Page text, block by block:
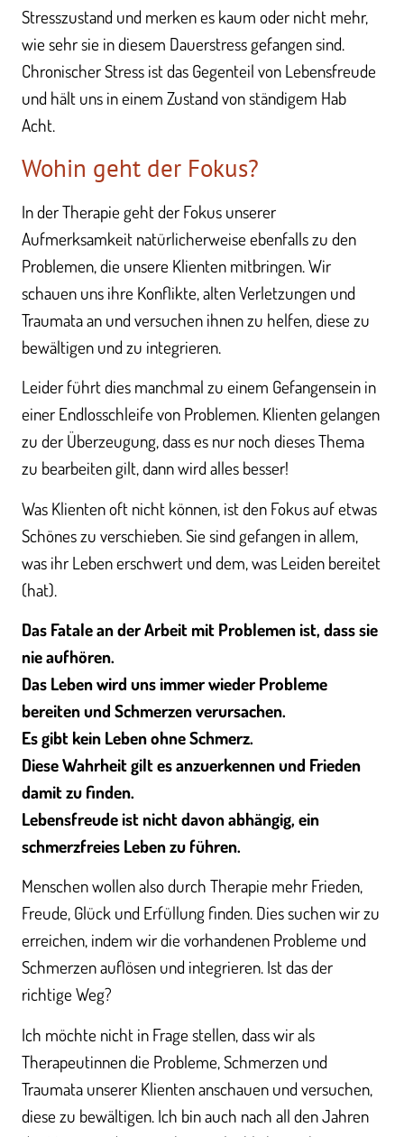
Stresszustand und merken es kaum oder nicht mehr,
wie sehr sie in diesem Dauerstress gefangen sind.
Chronischer Stress ist das Gegenteil von Lebensfreude
und hält uns in einem Zustand von ständigem Hab
Acht.
Wohin geht der Fokus?
In der Therapie geht der Fokus unserer
Aufmerksamkeit natürlicherweise ebenfalls zu den
Problemen, die unsere Klienten mitbringen. Wir
schauen uns ihre Konflikte, alten Verletzungen und
Traumata an und versuchen ihnen zu helfen, diese zu
bewältigen und zu integrieren.
Leider führt dies manchmal zu einem Gefangensein in
einer Endlosschleife von Problemen. Klienten gelangen
zu der Überzeugung, dass es nur noch dieses Thema
zu bearbeiten gilt, dann wird alles besser!
Was Klienten oft nicht können, ist den Fokus auf etwas
Schönes zu verschieben. Sie sind gefangen in allem,
was ihr Leben erschwert und dem, was Leiden bereitet
(hat).
Das Fatale an der Arbeit mit Problemen ist, dass sie
nie aufhören.
Das Leben wird uns immer wieder Probleme
bereiten und Schmerzen verursachen.
Es gibt kein Leben ohne Schmerz.
Diese Wahrheit gilt es anzuerkennen und Frieden
damit zu finden.
Lebensfreude ist nicht davon abhängig, ein
schmerzfreies Leben zu führen.
Menschen wollen also durch Therapie mehr Frieden,
Freude, Glück und Erfüllung finden. Dies suchen wir zu
erreichen, indem wir die vorhandenen Probleme und
Schmerzen auflösen und integrieren. Ist das der
richtige Weg?
Ich möchte nicht in Frage stellen, dass wir als
Therapeutinnen die Probleme, Schmerzen und
Traumata unserer Klienten anschauen und versuchen,
diese zu bewältigen. Ich bin auch nach all den Jahren